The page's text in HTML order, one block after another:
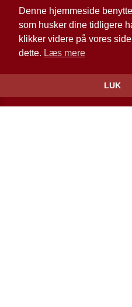
Denne hjemmeside
som husker dine tidligere
klikker videre på vores
dette. Læs mere
LUK
Email: bio@nicolaibio.dk
Cookie- og privatlivspolitik